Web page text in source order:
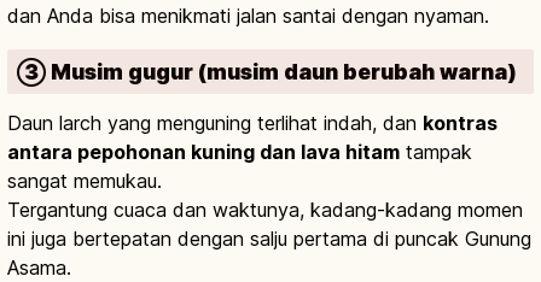
dan Anda bisa menikmati jalan santai dengan nyaman.
③ Musim gugur (musim daun berubah warna)
Daun larch yang menguning terlihat indah, dan kontras
antara pepohonan kuning dan lava hitam tampak
sangat memukau.
Tergantung cuaca dan waktunya, kadang-kadang momen
ini juga bertepatan dengan salju pertama di puncak Gunung
Asama.